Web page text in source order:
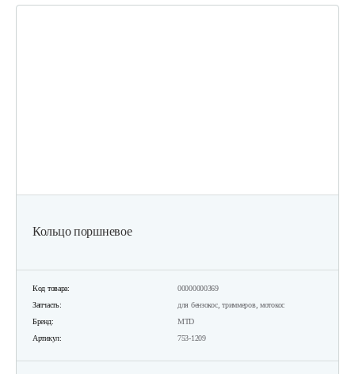
Кольцо поршневое
Код товара:
00000000369
Запчасть:
для бензокос, триммеров, мотокос
Бренд:
MTD
Артикул:
753-1209